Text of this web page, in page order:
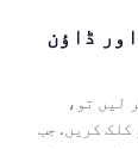
اور ڈاؤن
لیں تو،
کلک کریں. جب